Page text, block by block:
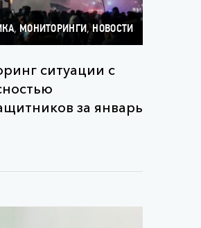
, МОНИТОРИНГИ,НОВОСТИ
ситуации с
за январь